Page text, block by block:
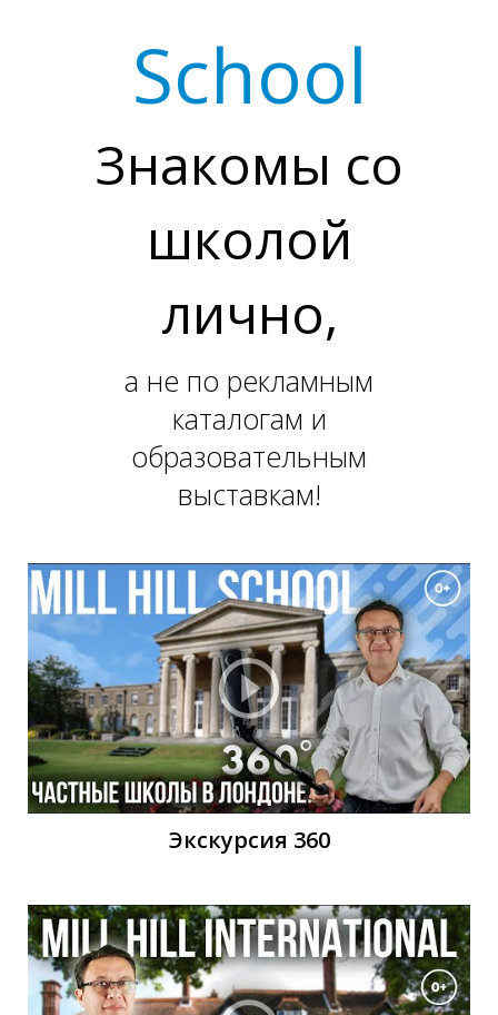
Е
Й
School
Знакомы со
школой
лично,
а не по рекламным
каталогам и
образовательным
выставкам!
Экскурсия 360